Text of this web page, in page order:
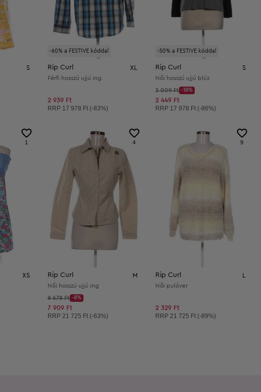
S
-60% a FESTIVE kóddal
Rip Curl XL
Férfi hosszú ujjú ing
2 939 Ft
Ajánlott ár:
RRP 17 978 Ft (-83%)
-50% a FESTIVE kóddal
Rip Curl S
Női hosszú ujjú blúz
Kezdő ár:
3 009 Ft
Discount Price:
-18%
Csökkentett ár:
2 449 Ft
Ajánlott ár:
RRP 17 978 Ft (-86%)
1
XS
4
Rip Curl M
Női hosszú ujjú ing
Kezdő ár:
8 678 Ft
Discount Price:
-8%
Csökkentett ár:
7 909 Ft
Ajánlott ár:
RRP 21 725 Ft (-63%)
9
Rip Curl
Női pulóver
2 329 Ft
Ajánlott ár:
RRP 21 725 Ft (-89%)